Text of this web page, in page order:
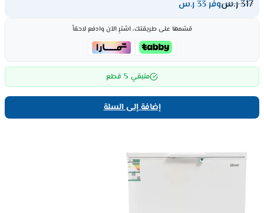
317ر.سوفر 33 ر.س
قسّمها على طريقتك، اشترِ الآن وادفع لاحقاً
متبقي 5 قطع
إضافة إلى السلة